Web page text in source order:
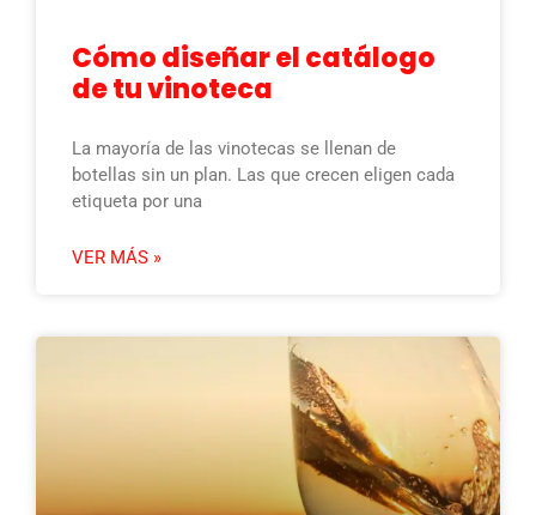
Cómo diseñar el catálogo
de tu vinoteca
La mayoría de las vinotecas se llenan de
botellas sin un plan. Las que crecen eligen cada
etiqueta por una
VER MÁS »